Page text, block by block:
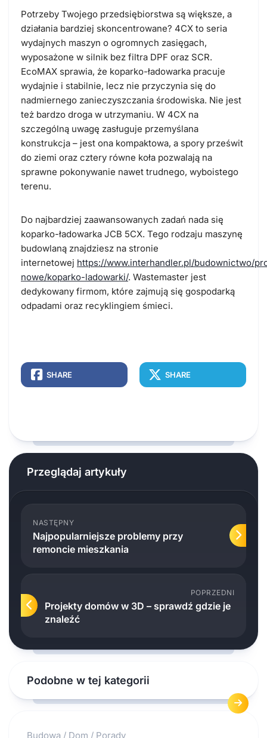
Potrzeby Twojego przedsiębiorstwa są większe, a
działania bardziej skoncentrowane? 4CX to seria
wydajnych maszyn o ogromnych zasięgach,
wyposażone w silnik bez filtra DPF oraz SCR.
EcoMAX sprawia, że koparko-ładowarka pracuje
wydajnie i stabilnie, lecz nie przyczynia się do
nadmiernego zanieczyszczania środowiska. Nie jest
też bardzo droga w utrzymaniu. W 4CX na
szczególną uwagę zasługuje przemyślana
konstrukcja – jest ona kompaktowa, a spory prześwit
do ziemi oraz cztery równe koła pozwalają na
sprawne pokonywanie nawet trudnego, wyboistego
terenu.
Do najbardziej zaawansowanych zadań nada się
koparko-ładowarka JCB 5CX. Tego rodzaju maszynę
budowlaną znajdziesz na stronie
internetowej https://www.interhandler.pl/budownictwo/
nowe/koparko-ladowarki/. Wastemaster jest
dedykowany firmom, które zajmują się gospodarką
odpadami oraz recyklingiem śmieci.
SHARE SHARE
Przeglądaj artykuły
NASTĘPNY
Najpopularniejsze problemy przy
remoncie mieszkania
POPRZEDNI
Projekty domów w 3D – sprawdź gdzie je
znaleźć
Podobne w tej kategorii
Budowa / Dom / Porady